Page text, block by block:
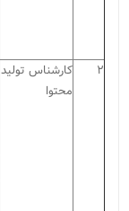
۲
کارشناس تولید
محتوا